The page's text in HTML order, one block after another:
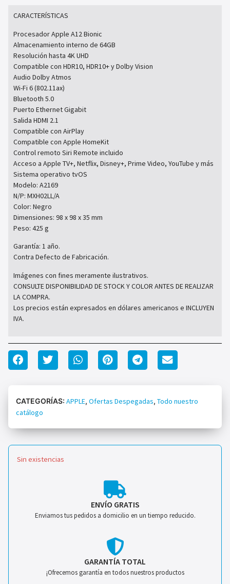
CARACTERÍSTICAS
Procesador Apple A12 Bionic
Almacenamiento interno de 64GB
Resolución hasta 4K UHD
Compatible con HDR10, HDR10+ y Dolby Vision
Audio Dolby Atmos
Wi-Fi 6 (802.11ax)
Bluetooth 5.0
Puerto Ethernet Gigabit
Salida HDMI 2.1
Compatible con AirPlay
Compatible con Apple HomeKit
Control remoto Siri Remote incluido
Acceso a Apple TV+, Netflix, Disney+, Prime Video, YouTube y más
Sistema operativo tvOS
Modelo: A2169
N/P: MXH02LL/A
Color: Negro
Dimensiones: 98 x 98 x 35 mm
Peso: 425 g
Garantía: 1 año.
Contra Defecto de Fabricación.
Imágenes con fines meramente ilustrativos.
CONSULTE DISPONIBILIDAD DE STOCK Y COLOR ANTES DE REALIZAR
LA COMPRA.
Los precios están expresados en dólares americanos e INCLUYEN
IVA.
CATEGORÍAS: APPLE, Ofertas Despegadas, Todo nuestro
catálogo
Sin existencias
ENVÍO GRATIS
Enviamos tus pedidos a domicilio en un tiempo reducido.
GARANTÍA TOTAL
¡Ofrecemos garantía en todos nuestros productos